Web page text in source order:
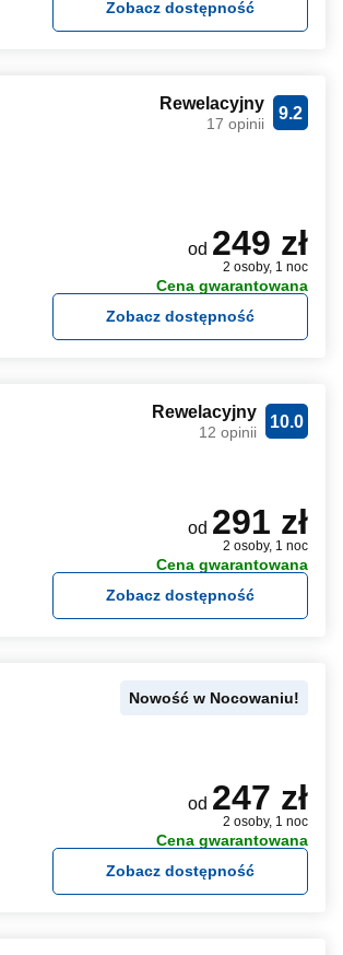
Zobacz dostępność
9.2
Rewelacyjny
17 opinii
od 249 zł
2 osoby, 1 noc
Cena gwarantowana
Zobacz dostępność
10.0
Rewelacyjny
12 opinii
od 291 zł
2 osoby, 1 noc
Cena gwarantowana
Zobacz dostępność
Nowość w Nocowaniu!
od 247 zł
2 osoby, 1 noc
Cena gwarantowana
Zobacz dostępność